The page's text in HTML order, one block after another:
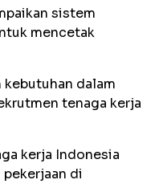
sistem
mencetak
dalam
tenaga kerja
kerja Indonesia
di